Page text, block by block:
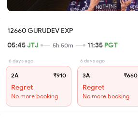
12660 GURUDEV EXP
05:45JTJ 5h 50m 11:35 PGT
6 days ago
2A ₹910
Regret
No more booking
6 days ago
3A ₹660
Regret
No more booking